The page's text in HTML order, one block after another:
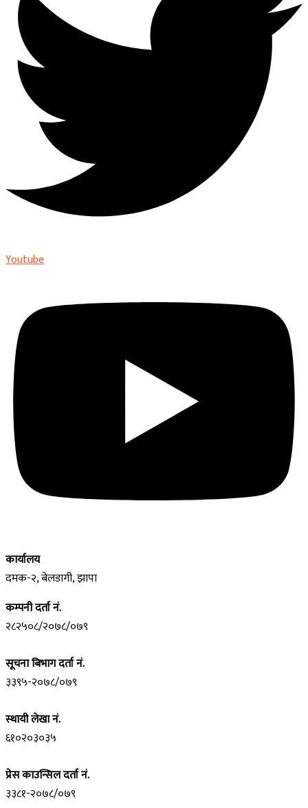
Youtube
कार्यालय
दमक-२, बेलडागी, झापा
कम्पनी दर्ता नं.
२८२५०८/२०७८/०७९
सूचना बिभाग दर्ता नं.
३३९५-२०७८/०७९
स्थायी लेखा नं.
६१०२०३०३५
प्रेस काउन्सिल दर्ता नं.
३३८१-२०७८/०७९